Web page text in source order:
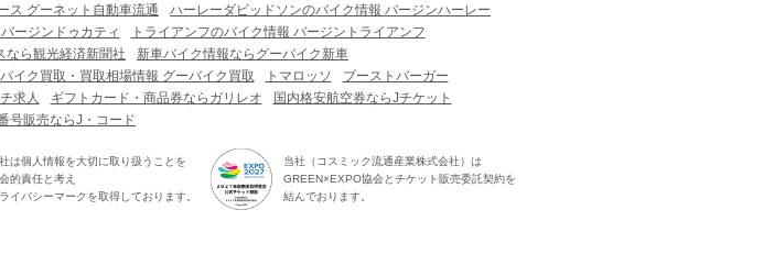
ス グーネット自動車流通
ハーレーダビッドソンのバイク情報 バージンハーレー
ージンドゥカティ
トライアンフのバイク情報 バージントライアンフ
なら観光経済新聞社
新車バイク情報ならグーバイク新車
バイク買取・買取相場情報 グーバイク買取 トマロッソ
ブーストバーガー
求人 ギフトカード・商品券ならガリレオ
国内格安航空券ならJチケット
号販売ならJ・コード
は個人情報を大切に取り扱うことを
的責任と考え
イバシーマークを取得しております。
当社（コスミック流通産業株式会社）は
GREEN×EXPO協会とチケット販売委託契約を
結んでおります。